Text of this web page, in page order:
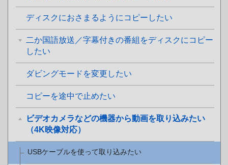
ディスクにおさまるようにコピーしたい
二か国語放送／字幕付きの番組をディスクにコピー
したい
ダビングモードを変更したい
コピーを途中で止めたい
ビデオカメラなどの機器から動画を取り込みたい
（4K映像対応）
USBケーブルを使って取り込みたい